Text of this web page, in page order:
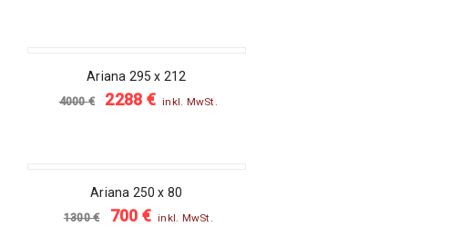
Ariana 295 x 212
4000€ 2288 € inkl. MwSt.
Ariana 250 x 80
1300€ 700 € inkl. MwSt.